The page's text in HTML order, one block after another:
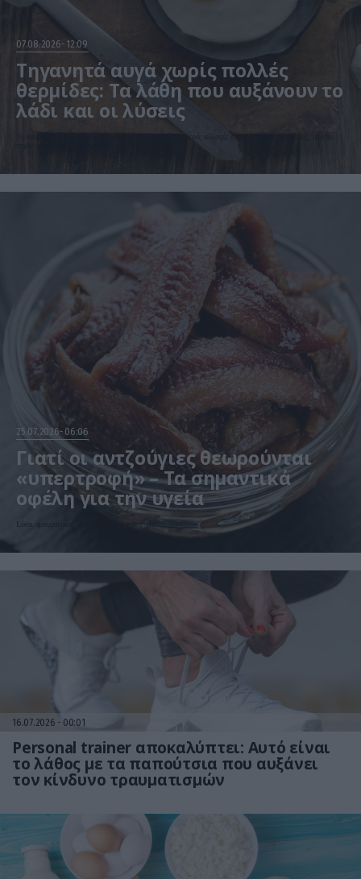
07.08.2026 12:09
Τηγανητά αυγά χωρίς πολλές
θερμίδες: Τα λάθη που αυξάνουν το
λάδι και οι λύσεις
25.07.2026 06:06
Γιατί οι αντζούγιες θεωρούνται
«υπερτροφή» – Τα σημαντικά
οφέλη για την υγεία
Είναι πραγματικός «θησαυρός» για την υγεία
16.07.2026 00:01
Personal trainer αποκαλύπτει: Αυτό είναι
το λάθος με τα παπούτσια που αυξάνει
τον κίνδυνο τραυματισμών